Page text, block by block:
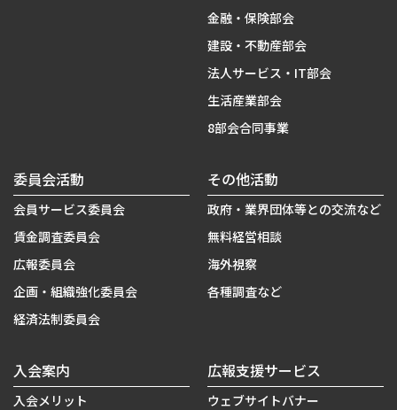
金融・保険部会
建設・不動産部会
法人サービス・IT部会
生活産業部会
8部会合同事業
委員会活動
会員サービス委員会
賃金調査委員会
広報委員会
企画・組織強化委員会
経済法制委員会
その他活動
政府・業界団体等との交流など
無料経営相談
海外視察
各種調査など
入会案内
入会メリット
広報支援サービス
ウェブサイトバナー